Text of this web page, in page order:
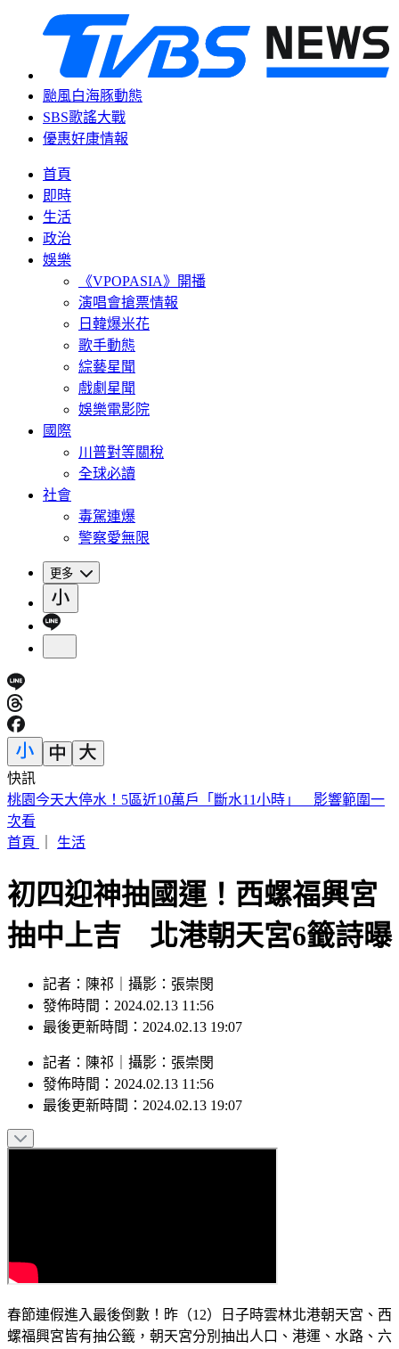
颱風白海豚動態
SBS歌謠大戰
優惠好康情報
首頁
即時
生活
政治
娛樂
《VPOPASIA》開播
演唱會搶票情報
日韓爆米花
歌手動態
綜藝星聞
戲劇星聞
娛樂電影院
國際
川普對等關稅
全球必讀
社會
毒駕連爆
警察愛無限
更多
快訊
台股開盤漲近600點！台積電漲25元、南亞科大漲7%
首頁
初四迎神抽國運！西螺福興宮
抽中上吉 北港朝天宮6籤詩曝
發佈時間：2024.02.13 11:56
最後更新時間：2024.02.13 19:07
發佈時間： 2024.02.13 11:56
最後更新時間：2024.02.13 19:07
螺福興宮皆有抽公籤，朝天宮分別抽出人口、港運、水路、六
畜、五穀、生意等6支籤，由董事長蔡咏鍀解籤，他表示，整